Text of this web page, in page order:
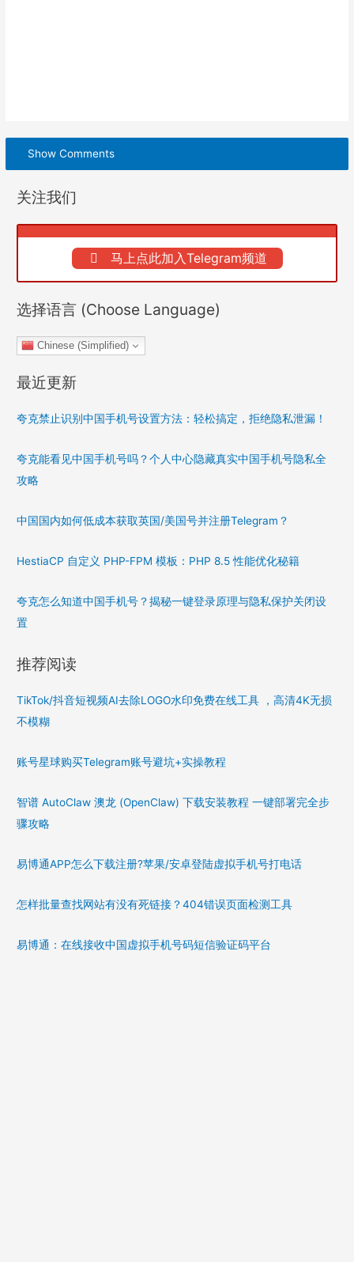
Show Comments
关注我们
马上点此加入Telegram频道
选择语言 (Choose Language)
Chinese (Simplified)
最近更新
夸克禁止识别中国手机号设置方法：轻松搞定，拒绝隐私泄漏！
夸克能看见中国手机号吗？个人中心隐藏真实中国手机号隐私全
攻略
中国国内如何低成本获取英国/美国号并注册Telegram？
HestiaCP 自定义 PHP-FPM 模板：PHP 8.5 性能优化秘籍
夸克怎么知道中国手机号？揭秘一键登录原理与隐私保护关闭设
置
推荐阅读
TikTok/抖音短视频AI去除LOGO水印免费在线工具 ，高清4K无损
不模糊
账号星球购买Telegram账号避坑+实操教程
智谱 AutoClaw 澳龙 (OpenClaw) 下载安装教程 一键部署完全步
骤攻略
易博通APP怎么下载注册?苹果/安卓登陆虚拟手机号打电话
怎样批量查找网站有没有死链接？404错误页面检测工具
易博通：在线接收中国虚拟手机号码短信验证码平台